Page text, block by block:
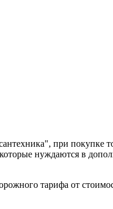
при покупке
нуждаются в
тарифа от